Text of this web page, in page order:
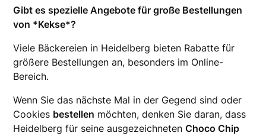
Gibt es spezielle Angebote für große Bestellungen
von *Kekse*?
Viele Bäckereien in Heidelberg bieten Rabatte für
größere Bestellungen an, besonders im Online-
Bereich.
Wenn Sie das nächste Mal in der Gegend sind oder
Cookies bestellen möchten, denken Sie daran, dass
Heidelberg für seine ausgezeichnetenChoco Chip